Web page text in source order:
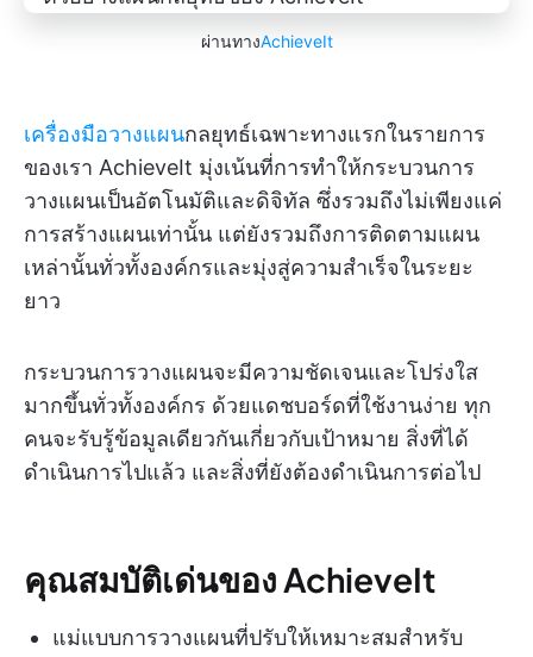
ผ่านทางAchieveIt
เครื่องมือวางแผนกลยุทธ์เฉพาะทางแรกในรายการ
ของเรา AchieveIt มุ่งเน้นที่การทำให้กระบวนการ
วางแผนเป็นอัตโนมัติและดิจิทัล ซึ่งรวมถึงไม่เพียงแค่
การสร้างแผนเท่านั้น แต่ยังรวมถึงการติดตามแผน
เหล่านั้นทั่วทั้งองค์กรและมุ่งสู่ความสำเร็จในระยะ
ยาว
กระบวนการวางแผนจะมีความชัดเจนและโปร่งใส
มากขึ้นทั่วทั้งองค์กร ด้วยแดชบอร์ดที่ใช้งานง่าย ทุก
คนจะรับรู้ข้อมูลเดียวกันเกี่ยวกับเป้าหมาย สิ่งที่ได้
ดำเนินการไปแล้ว และสิ่งที่ยังต้องดำเนินการต่อไป
คุณสมบัติเด่นของ AchieveIt
แม่แบบการวางแผนที่ปรับให้เหมาะสมสำหรับ